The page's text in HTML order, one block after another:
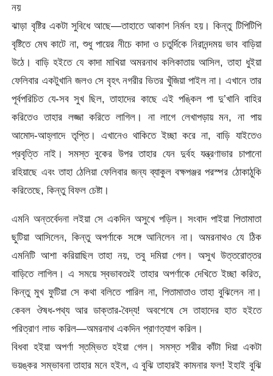
নয়
ঝাড়া বৃষ্টির একটা সুবিধে আছে—তাহাতে আকাশ নির্মল হয়। কিন্তু টিপিটিপি
বৃষ্টিতে মেঘ কাটে না, শুধু পায়ের নীচে কাদা ও চতুর্দিকে নিরানন্দময় ভাব বাড়িয়া
উঠে। বাড়ি হইতে যে কাদা মাখিয়া অমরনাথ কলিকাতায় আসিল, তাহা ধুইয়া
ফেলিবার একটুখানি জলও সে বৃহৎ নগরীর ভিতর খুঁজিয়া পাইল না। এখানে তার
পূর্বপরিচিত যে-সব সুখ ছিল, তাহাদের কাছে এই পঙ্কিল পা দু’খানি বাহির
করিতেও তাহার লজ্জা করিতে লাগিল। না লাগে লেখাপড়ায় মন, না পায়
আমোদ-আহ্লাদে তৃপ্তি। এখানেও থাকিতে ইচ্ছা করে না, বাড়ি যাইতেও
প্রবৃত্তি নাই। সমস্ত বুকের উপর তাহার যেন দুর্বহ যন্ত্রণাভার চাপানো
রহিয়াছে এবং তাহা ঠেলিয়া ফেলিবার জন্য ব্যাকুল বক্ষপঞ্জর পরস্পর ঠোকাঠুকি
করিতেছে, কিন্তু বিফল চেষ্টা।
এমনি অন্তর্বেদনা লইয়া সে একদিন অসুখে পড়িল। সংবাদ পাইয়া পিতামাতা
ছুটিয়া আসিলেন, কিন্তু অপর্ণাকে সঙ্গে আনিলেন না। অমরনাথও যে ঠিক
এমনিটি আশা করিয়াছিল তাহা নয়, তবু দমিয়া গেল। অসুখ উত্তরোত্তর
বাড়িতে লাগিল। এ সময়ে স্বভাবতঃই তাহার অপর্ণাকে দেখিতে ইচ্ছা করিত,
কিন্তু মুখ ফুটিয়া সে কথা বলিতে পারিল না, পিতামাতাও তাহা বুঝিলেন না।
কেবল ঔষধ-পথ্য আর ডাক্তার-বৈদ্য! অবশেষে সে তাহাদের হাত হইতে
পরিত্রাণ লাভ করিল—অমরনাথ একদিন প্রাণত্যাগ করিল।
বিধবা হইয়া অপর্ণা স্তম্ভিত হইয়া গেল। সমস্ত শরীর কাঁটা দিয়া একটা
ভয়ঙ্কর সম্ভাবনা তাহার মনে হইল, এ বুঝি তাহারই কামনার ফল! ইহাই বুঝি